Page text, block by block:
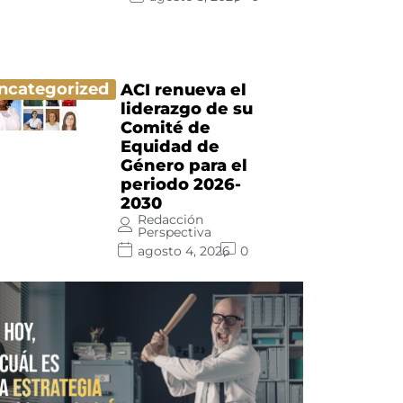
ACI renueva el
liderazgo de su
Comité de
Equidad de
Género para el
periodo 2026-
2030
Redacción
Perspectiva
agosto 4, 2026
0